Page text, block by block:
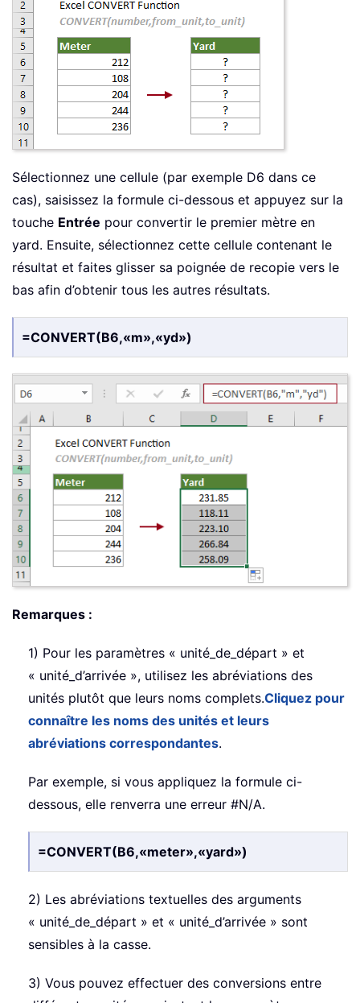
Sélectionnez une cellule (par exemple D6 dans ce
cas), saisissez la formule ci-dessous et appuyez sur la
touche Entrée pour convertir le premier mètre en
yard. Ensuite, sélectionnez cette cellule contenant le
résultat et faites glisser sa poignée de recopie vers le
bas afin d’obtenir tous les autres résultats.
=CONVERT(B6,«m»,«yd»)
Remarques :
1) Pour les paramètres « unité_de_départ » et
« unité_d’arrivée », utilisez les abréviations des
unités plutôt que leurs noms complets.Cliquez pour
connaître les noms des unités et leurs
abréviations correspondantes.
Par exemple, si vous appliquez la formule ci-
dessous, elle renverra une erreur #N/A.
=CONVERT(B6,«meter»,«yard»)
2) Les abréviations textuelles des arguments
« unité_de_départ » et « unité_d’arrivée » sont
sensibles à la casse.
3) Vous pouvez effectuer des conversions entre